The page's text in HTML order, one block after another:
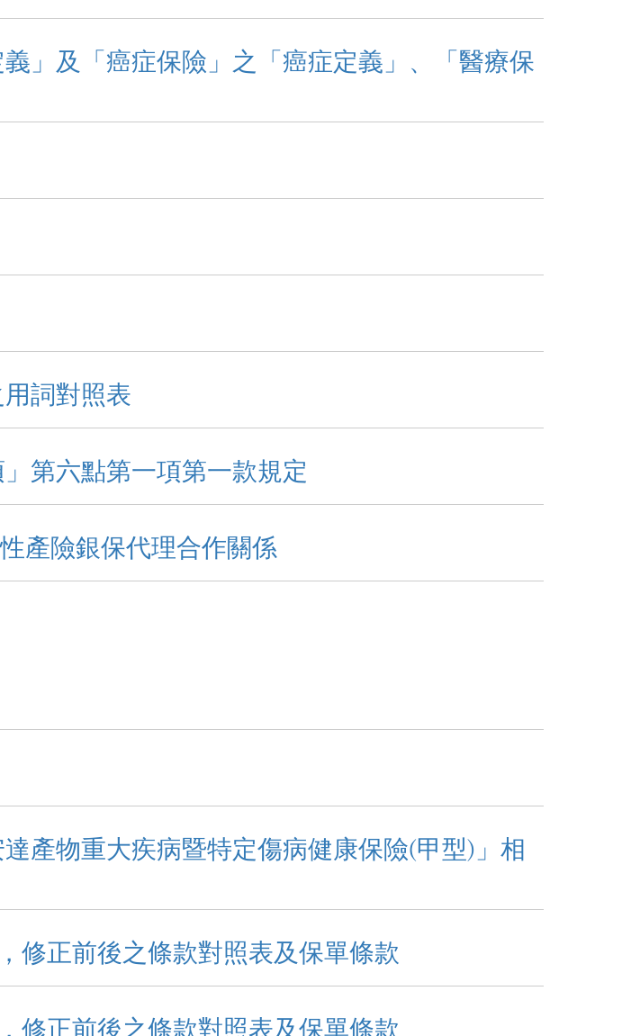
」及「癌症保險」之「癌症定義」、「醫療保
詞對照表
第六點第一項第一款規定
產險銀保代理合作關係
產物重大疾病暨特定傷病健康保險(甲型)」相
修正前後之條款對照表及保單條款
修正前後之條款對照表及保單條款